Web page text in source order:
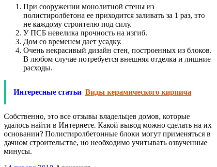
При сооружении монолитной стены из
полистиролбетона ее приходится заливать за 1 раз, это
не каждому строителю под силу.
У ПСБ невелика прочность на изгиб.
Дом со временем дает усадку.
Очень некрасивый дизайн стен, построенных из блоков.
В любом случае потребуется внешняя отделка и лишние
расходы.
Интересные статьи Виды керамического кирпича
Собственно, это все отзывы владельцев домов, которые
удалось найти в Интернете. Какой вывод можно сделать на их
основании? Полистиролбетонные блоки могут применяться в
дачном строительстве, но необходимо учитывать озвученные
минусы.